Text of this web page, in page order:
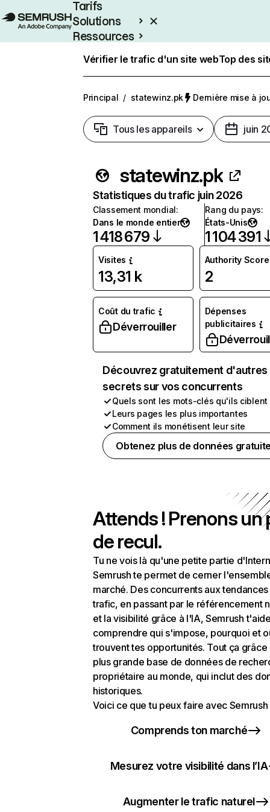
Tarifs
Solutions
Ressources
Vérifier le trafic d'un site webTop des
Principal / statewinz.pk Dernière mise à
Tous les appareils juin
statewinz.pk
Statistiques du trafic juin 2026
Classement mondial:
Dans le monde entier
1 418 679
Rang du pays:
États-Unis
1 104 391
Visites
13,31 k
Authority Score
2
Coût du trafic
Déverrouiller
Dépenses
publicitaires
Découvrez gratuitement d'autres
secrets sur vos concurrents
Quels sont les mots-clés qu'ils ciblent
Leurs pages les plus importantes
Comment ils monétisent leur site
Obtenez plus de données
Attends ! Prenons un
de recul.
Tu ne vois là qu'une petite partie
Semrush te permet de cerner
marché. Des concurrents aux
trafic, en passant par le référencement
et la visibilité grâce à l'IA, Semrush
comprendre qui s'impose, pourquoi et
trouvent tes opportunités. Tout ça grâce
plus grande base de données de
propriétaire au monde, qui inclut des
historiques.
Voici ce que tu peux faire avec Semrush
Comprends ton marché
Mesurez votre visibilité dans l’IA
Augmenter le trafic naturel